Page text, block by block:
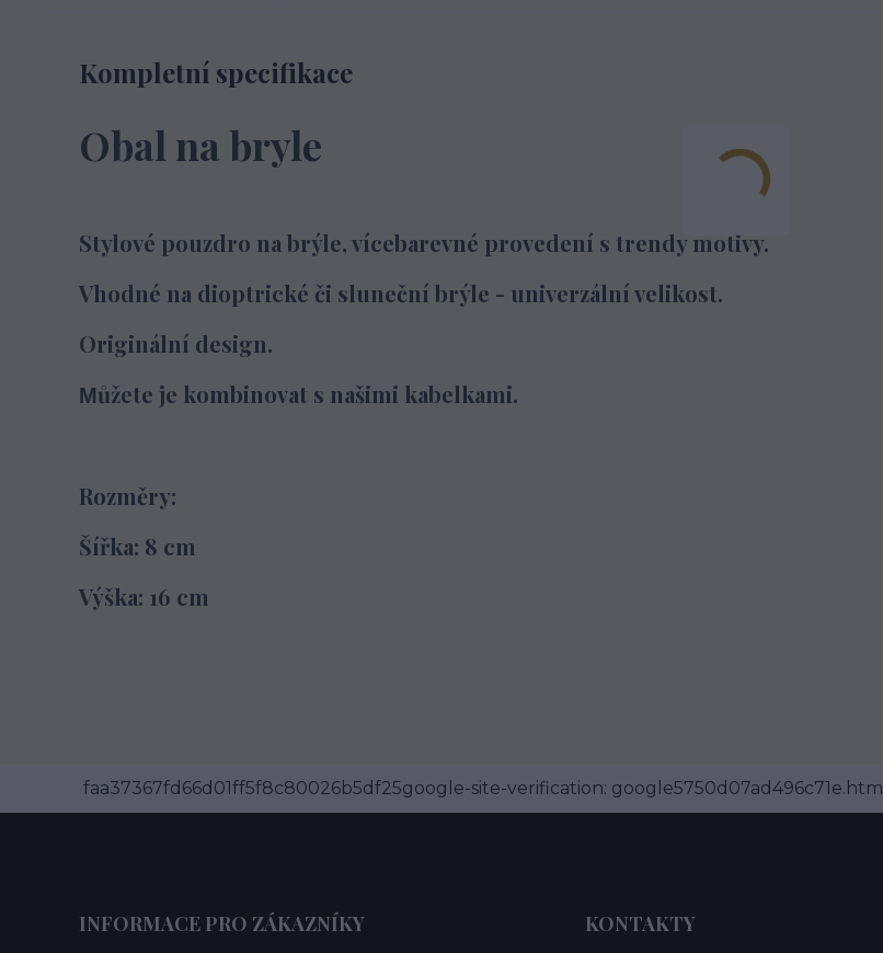
Kompletní specifikace
Obal na bryle
Stylové pouzdro na brýle, vícebarevné provedení s trendy motivy.
Vhodné na dioptrické či sluneční brýle - univerzální velikost.
Originální design.
Můžete je kombinovat s našimi kabelkami.
Rozměry:
Šířka: 8 cm
Výška: 16 cm
faa37367fd66d01ff5f8c80026b5df25google-site-verification: google5750d07ad496c71e.html
INFORMACE PRO ZÁKAZNÍKY KONTAKTY